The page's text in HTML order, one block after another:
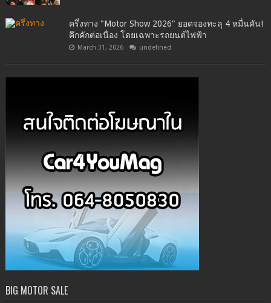
ครึ่งทาง "Motor Show 2026" ยอดจองทะลุ 4 หมื่นคัน!
คึกคักต่อเนื่อง โดยเฉพาะรถยนต์ไฟฟ้า
March 31, 2026 undefined
BIG MOTOR SALE